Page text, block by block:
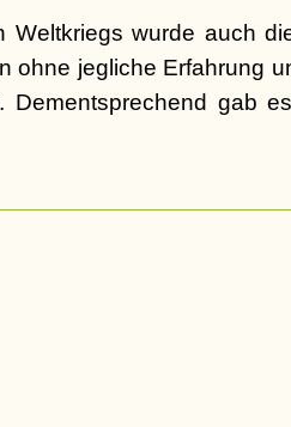
Weltkriegs wurde auch
ohne jegliche Erfahrung
Dementsprechend gab